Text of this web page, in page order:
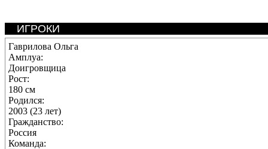
ИГРОКИ
Гаврилова Ольга
Амплуа:
Доигровщица
Рост:
180 см
Родился:
2003 (23 лет)
Гражданство:
Россия
Команда: